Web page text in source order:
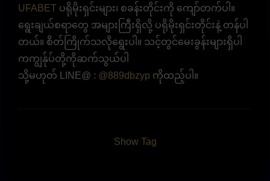
UFABET ပရိုမိုးရှင်းများ၊ စခန်းတိုင်းကို ကျော်တက်ပါ။
ရွေးချယ်စရာတွေ အများကြီးရှိလို့ ပရိုမိုးရှင်းတိုင်းနဲ့ တန်ပါ
တယ်။ စိတ်ကြိုက်သလိုရွေးပါ။ သင့်တွင်မေးခွန်းများရှိပါ
ကကျွန်ုပ်တို့ကိုဆက်သွယ်ပါ
သို့မဟုတ် LINE@ : @889dbzyp ကိုထည့်ပါ။
Show Tag